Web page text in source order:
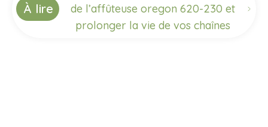
À lire
de l’affûteuse oregon 620-230 et
prolonger la vie de vos chaînes